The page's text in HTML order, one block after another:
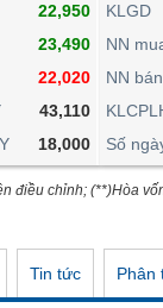
22,950
23,490
22,020
43,110
18,000
KLGD
NN
NN bán
Số
điều chỉnh; (**)Hòa
Tin tức Phân